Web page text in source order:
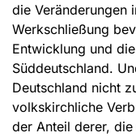
die Veränderungen
Werkschließung
Entwicklung und
Süddeutschland.
Deutschland nicht
volkskirchliche
der Anteil derer,